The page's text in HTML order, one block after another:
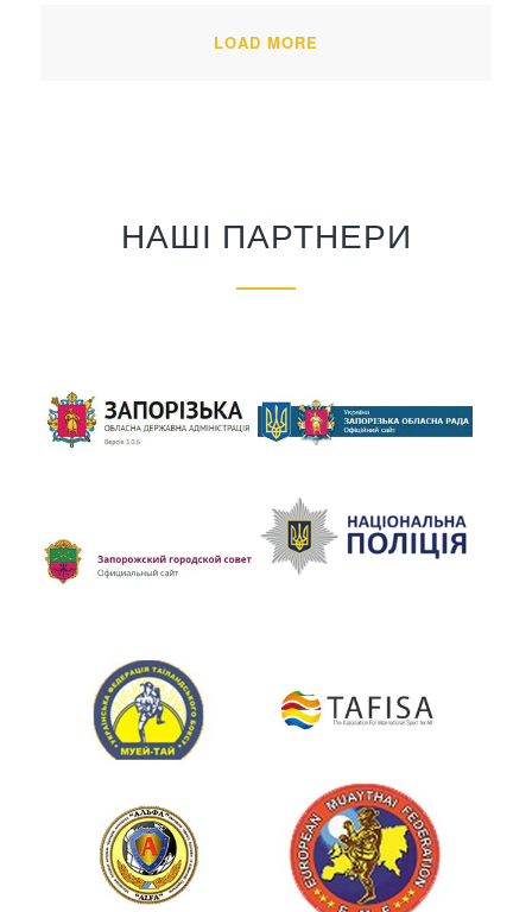
LOAD MORE
НАШІ ПАРТНЕРИ